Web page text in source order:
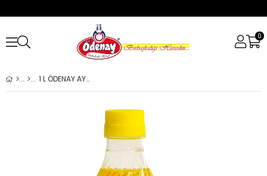
0
1 L ÖDENAY AYÇİÇEK YAĞI